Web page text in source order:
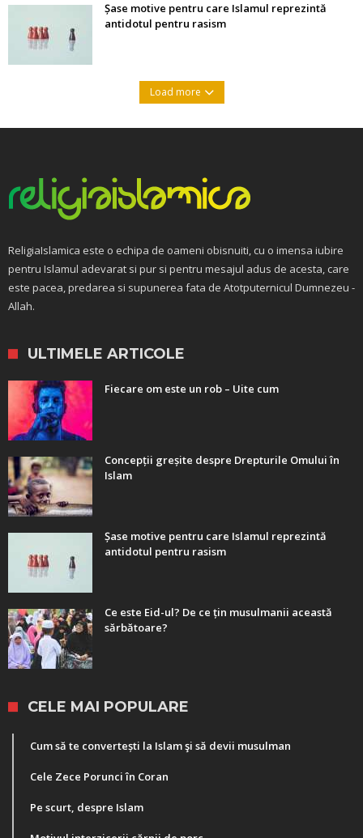
Șase motive pentru care Islamul reprezintă
antidotul pentru rasism
Load more
ReligiaIslamica este o echipa de oameni obisnuiti, cu o imensa iubire
pentru Islamul adevarat si pur si pentru mesajul adus de acesta, care
este pacea, predarea si supunerea fata de Atotputernicul Dumnezeu -
Allah.
ULTIMELE ARTICOLE
Fiecare om este un rob – Uite cum
Concepții greșite despre Drepturile Omului în
Islam
Șase motive pentru care Islamul reprezintă
antidotul pentru rasism
Ce este Eid-ul? De ce țin musulmanii această
sărbătoare?
CELE MAI POPULARE
Cum să te convertești la Islam şi să devii musulman
Cele Zece Porunci în Coran
Pe scurt, despre Islam